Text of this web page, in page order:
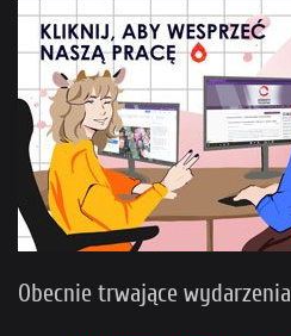
Obecnie trwające wydarzenia